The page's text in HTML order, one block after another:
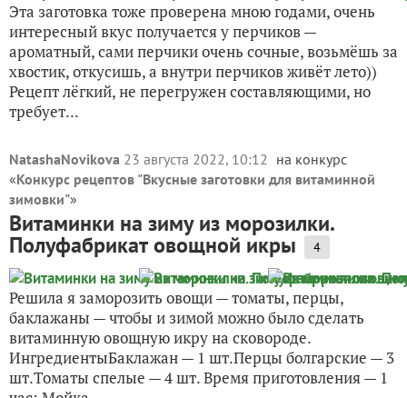
Эта заготовка тоже проверена мною годами, очень
интересный вкус получается у перчиков —
ароматный, сами перчики очень сочные, возьмёшь за
хвостик, откусишь, а внутри перчиков живёт лето))
Рецепт лёгкий, не перегружен составляющими, но
требует...
NatashaNovikova 23 августа 2022, 10:12 на конкурс
«Конкурс рецептов "Вкусные заготовки для витаминной
зимовки"»
Витаминки на зиму из морозилки.
Полуфабрикат овощной икры 4
Решила я заморозить овощи — томаты, перцы,
баклажаны — чтобы и зимой можно было сделать
витаминную овощную икру на сковороде.
ИнгредиентыБаклажан — 1 шт.Перцы болгарские — 3
шт.Томаты спелые — 4 шт. Время приготовления — 1